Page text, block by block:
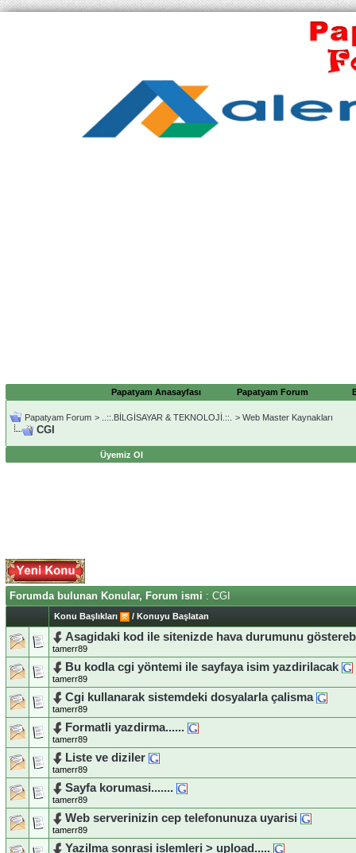
Papatyam Anasayfası Papatyam Forum
Papatyam Forum > ..::.BİLGİSAYAR & TEKNOLOJİ.::. > Web Master Kaynakları
CGI
Üyemiz Ol
Forumda bulunan Konular, Forum ismi : CGI
Konu Başlıkları / Konuyu Başlatan
Asagidaki kod ile sitenizde hava durumunu
tamerr89
Bu kodla cgi yöntemi ile sayfaya isim yazdirilacak
tamerr89
Cgi kullanarak sistemdeki dosyalarla çalisma
tamerr89
Formatli yazdirma......
tamerr89
Liste ve diziler
tamerr89
Sayfa korumasi.......
tamerr89
Web serverinizin cep telefonunuza uyarisi
tamerr89
Yazilma sonrasi islemleri > upload.....